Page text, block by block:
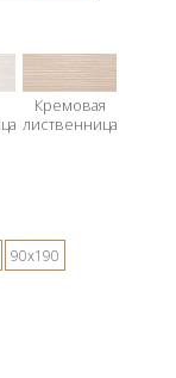
Кремовая
лиственница
90х190